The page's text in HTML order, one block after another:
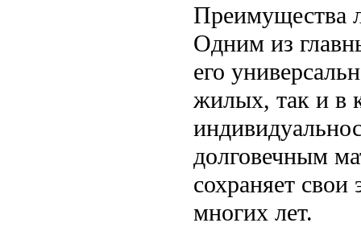
Преимущества
Одним из
его
жилых, так и в
долговечным
сохраняет свои
многих лет.